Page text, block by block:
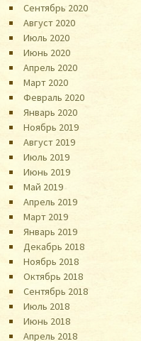
Сентябрь 2020
Август 2020
Июль 2020
Июнь 2020
Апрель 2020
Март 2020
Февраль 2020
Январь 2020
Ноябрь 2019
Август 2019
Июль 2019
Июнь 2019
Май 2019
Апрель 2019
Март 2019
Январь 2019
Декабрь 2018
Ноябрь 2018
Октябрь 2018
Сентябрь 2018
Июль 2018
Июнь 2018
Апрель 2018